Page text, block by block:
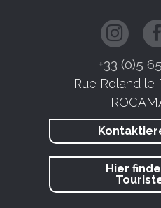
+33 (0)5
Rue Roland le
Hier